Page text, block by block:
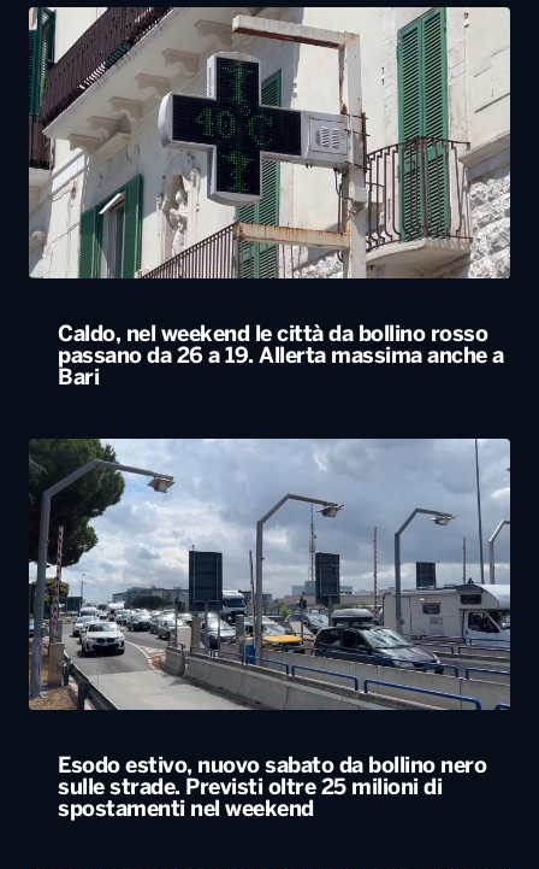
Caldo, nel weekend le città da bollino rosso
passano da 26 a 19. Allerta massima anche a
Bari
Esodo estivo, nuovo sabato da bollino nero
sulle strade. Previsti oltre 25 milioni di
spostamenti nel weekend